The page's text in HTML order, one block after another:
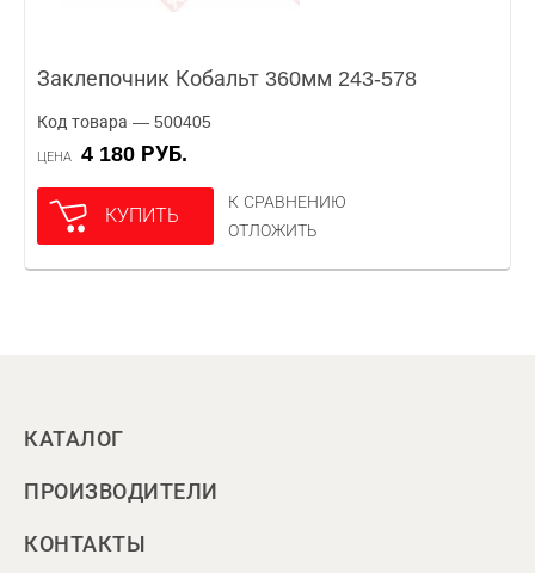
Заклепочник Кобальт 360мм 243-578
Код товара — 500405
ЦЕНА 4 180 РУБ.
КУПИТЬ
К СРАВНЕНИЮ
ОТЛОЖИТЬ
КАТАЛОГ
ПРОИЗВОДИТЕЛИ
КОНТАКТЫ